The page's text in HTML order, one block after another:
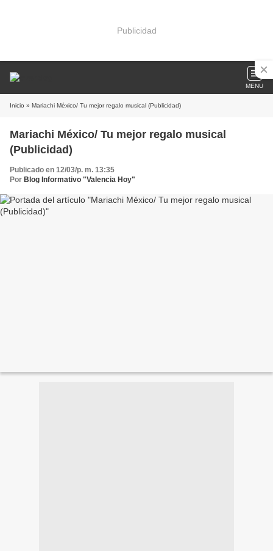
Publicidad
MENU
Inicio » Mariachi México/ Tu mejor regalo musical (Publicidad)
Mariachi México/ Tu mejor regalo musical
(Publicidad)
Publicado en 12/03/p. m. 13:35
Por Blog Informativo "Valencia Hoy"